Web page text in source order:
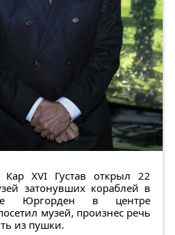
XVI Густав открыл 22
затонувших кораблей в
Юргорден в центре
музей, произнес речь
из пушки.